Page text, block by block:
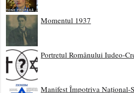
Momentul 1937
Portretul Românului Iudeo-
Manifest Împotriva Național-